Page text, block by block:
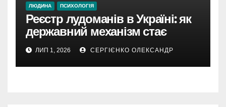
ЛЮДИНА ПСИХОЛОГІЯ
Реєстр лудоманів в Україні: як
державний механізм стає
цифровим щитом проти
азартної пастки
ЛИП 1, 2026 СЕРГІЄНКО ОЛЕКСАНДР